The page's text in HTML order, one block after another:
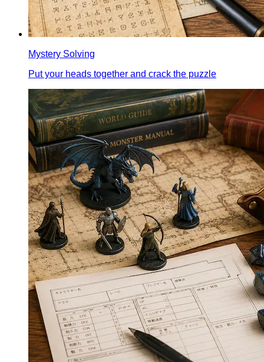
Mystery Solving
Put your heads together and crack the puzzle